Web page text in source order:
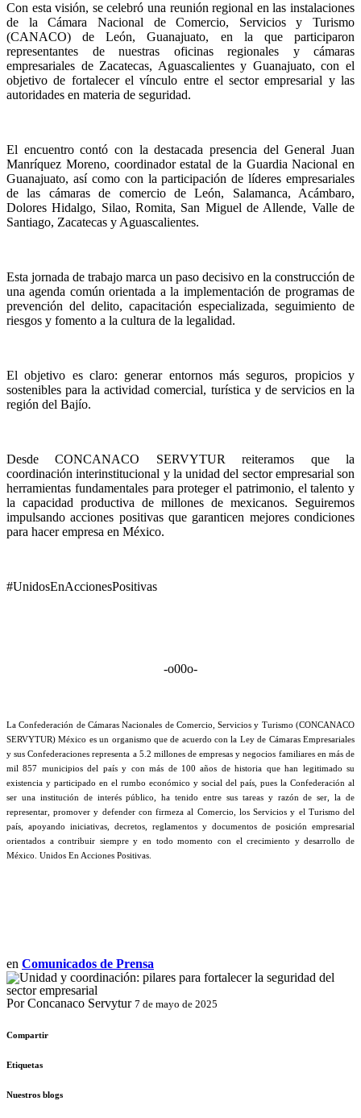
Con esta visión, se celebró una reunión regional en las instalaciones
de la Cámara Nacional de Comercio, Servicios y Turismo
(CANACO) de León, Guanajuato, en la que participaron
representantes de nuestras oficinas regionales y cámaras
empresariales de Zacatecas, Aguascalientes y Guanajuato, con el
objetivo de fortalecer el vínculo entre el sector empresarial y las
autoridades en materia de seguridad.
El encuentro contó con la destacada presencia del General Juan
Manríquez Moreno, coordinador estatal de la Guardia Nacional en
Guanajuato, así como con la participación de líderes empresariales
de las cámaras de comercio de León, Salamanca, Acámbaro,
Dolores Hidalgo, Silao, Romita, San Miguel de Allende, Valle de
Santiago, Zacatecas y Aguascalientes.
Esta jornada de trabajo marca un paso decisivo en la construcción de
una agenda común orientada a la implementación de programas de
prevención del delito, capacitación especializada, seguimiento de
riesgos y fomento a la cultura de la legalidad.
El objetivo es claro: generar entornos más seguros, propicios y
sostenibles para la actividad comercial, turística y de servicios en la
región del Bajío.
Desde CONCANACO SERVYTUR reiteramos que la
coordinación interinstitucional y la unidad del sector empresarial son
herramientas fundamentales para proteger el patrimonio, el talento y
la capacidad productiva de millones de mexicanos. Seguiremos
impulsando acciones positivas que garanticen mejores condiciones
para hacer empresa en México.
#UnidosEnAccionesPositivas
-o00o-
La Confederación de Cámaras Nacionales de Comercio, Servicios y Turismo (CONCANACO
SERVYTUR) México es un organismo que de acuerdo con la Ley de Cámaras Empresariales
y sus Confederaciones representa a 5.2 millones de empresas y negocios familiares en más de
mil 857 municipios del país y con más de 100 años de historia que han legitimado su
existencia y participado en el rumbo económico y social del país, pues la Confederación al
ser una institución de interés público, ha tenido entre sus tareas y razón de ser, la de
representar, promover y defender con firmeza al Comercio, los Servicios y el Turismo del
país, apoyando iniciativas, decretos, reglamentos y documentos de posición empresarial
orientados a contribuir siempre y en todo momento con el crecimiento y desarrollo de
México. Unidos En Acciones Positivas.
en Comunicados de Prensa
Por Concanaco Servytur 7 de mayo de 2025
Compartir
Etiquetas
Nuestros blogs